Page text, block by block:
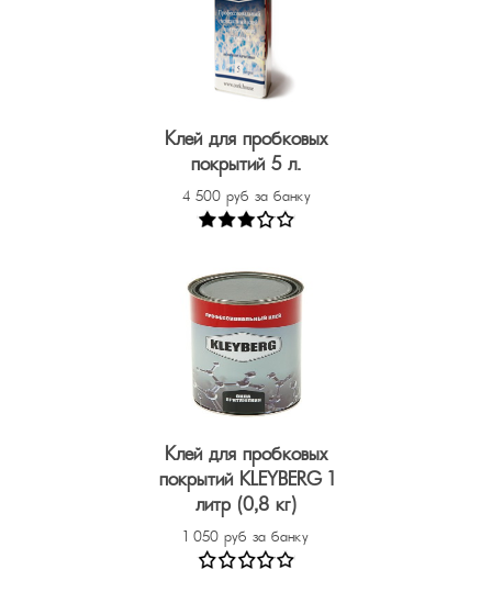
Клей для пробковых
покрытий 5 л.
4 500 руб за банку
Клей для пробковых
покрытий KLEYBERG 1
литр (0,8 кг)
1 050 руб за банку